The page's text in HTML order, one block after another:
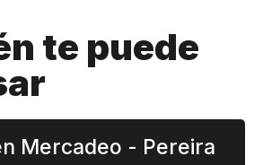
te puede
Mercadeo - Pereira